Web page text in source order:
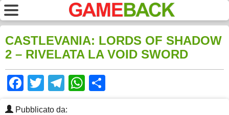
CASTLEVANIA: LORDS OF SHADOW
2 – RIVELATA LA VOID SWORD
Facebook
TwitterTelegram
WhatsApp
Pubblicato da: